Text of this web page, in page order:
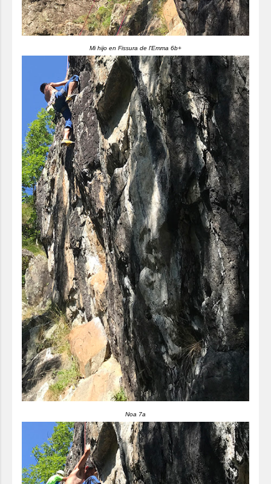
Mi hijo en Fissura de l'Emma 6b+
Noa 7a